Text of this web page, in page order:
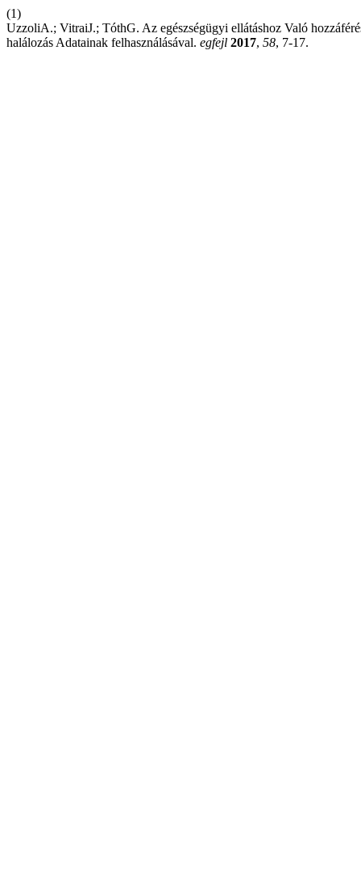
(1)
UzzoliA.; VitraiJ.; TóthG. Az egészségügyi ellátáshoz Való
halálozás Adatainak felhasználásával. egfejl 2017, 58, 7-17.